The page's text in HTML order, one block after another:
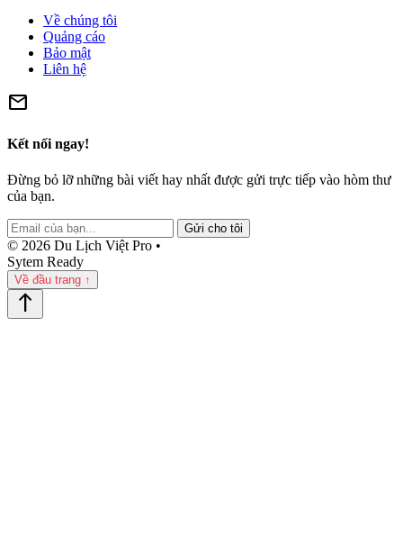
Về chúng tôi
Quảng cáo
Bảo mật
Liên hệ
mail
Kết nối ngay!
Đừng bỏ lỡ những bài viết hay nhất được gửi trực tiếp vào hòm thư
của bạn.
Gửi cho tôi
© 2026 Du Lịch Việt Pro •
Sytem Ready
Về đầu trang ↑
north